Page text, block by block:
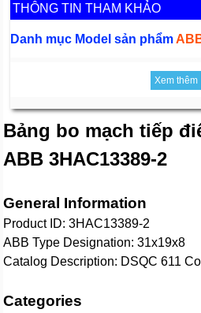
THÔNG TIN THAM KHẢO
Danh mục Model sản phẩm
Xem thêm
Bảng bo mạch tiếp
ABB 3HAC13389-2
General Information
Product ID: 3HAC13389-2
ABB Type Designation: 31x19x8
Catalog Description: DSQC 611
Categories